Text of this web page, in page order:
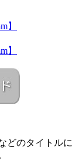
】
】
どのタイトルに